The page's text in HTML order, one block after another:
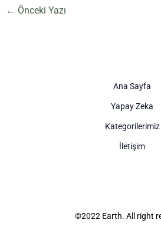
← Önceki Yazı
Ana Sayfa
Yapay Zeka
Kategorilerimiz
İletişim
©2022 Earth. All right